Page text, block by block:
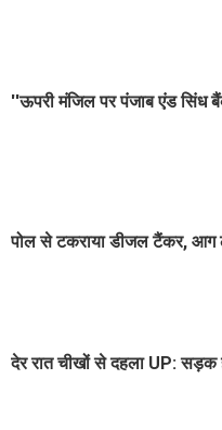
''ऊपरी मंजिल पर पंजाब एंड सिंध
पोल से टकराया डीजल टैंकर, आग
देर रात चीखों से दहला UP: